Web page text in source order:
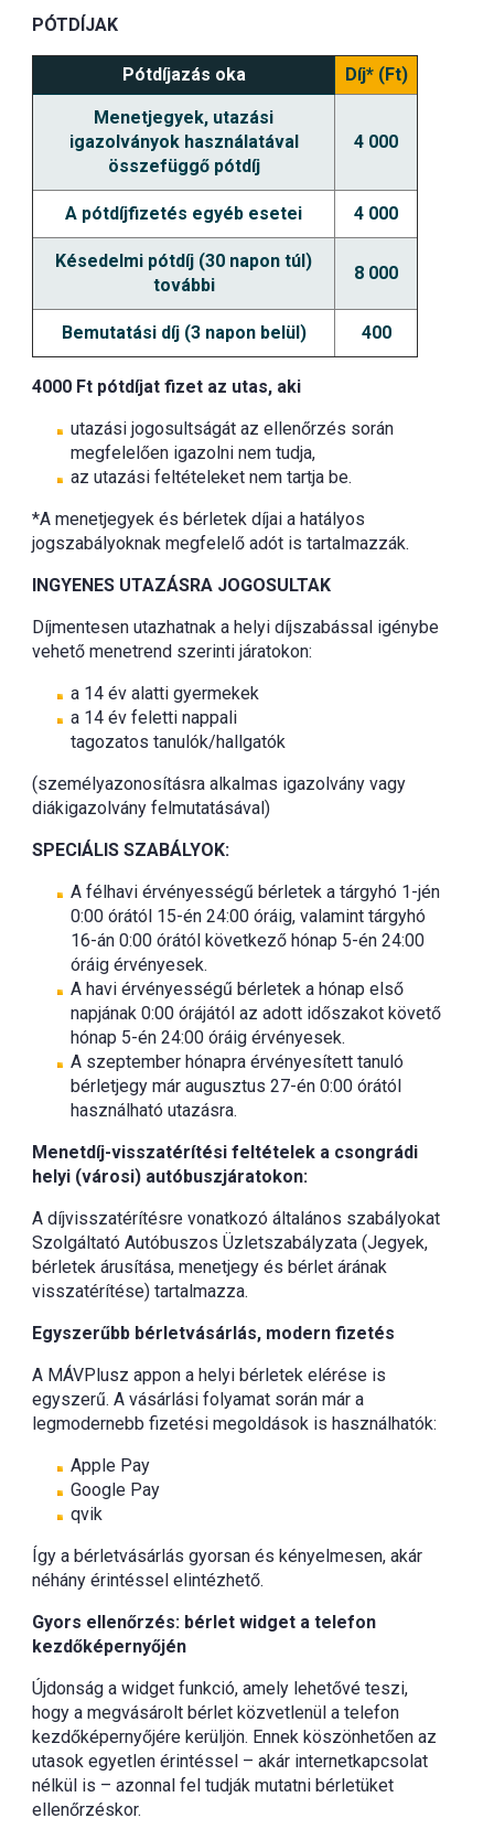
PÓTDÍJAK
Pótdíjazás oka Díj* (Ft)
Menetjegyek, utazási
igazolványok használatával
összefüggő pótdíj
4 000
A pótdíjfizetés egyéb esetei 4 000
Késedelmi pótdíj (30 napon túl)
további
8 000
Bemutatási díj (3 napon belül) 400
4000 Ft pótdíjat fizet az utas, aki
utazási jogosultságát az ellenőrzés során
megfelelően igazolni nem tudja,
az utazási feltételeket nem tartja be.
*A menetjegyek és bérletek díjai a hatályos
jogszabályoknak megfelelő adót is tartalmazzák.
INGYENES UTAZÁSRA JOGOSULTAK
Díjmentesen utazhatnak a helyi díjszabással igénybe
vehető menetrend szerinti járatokon:
a 14 év alatti gyermekek
a 14 év feletti nappali
tagozatos tanulók/hallgatók
(személyazonosításra alkalmas igazolvány vagy
diákigazolvány felmutatásával)
SPECIÁLIS SZABÁLYOK:
A félhavi érvényességű bérletek a tárgyhó 1-jén
0:00 órától 15-én 24:00 óráig, valamint tárgyhó
16-án 0:00 órától következő hónap 5-én 24:00
óráig érvényesek.
A havi érvényességű bérletek a hónap első
napjának 0:00 órájától az adott időszakot követő
hónap 5-én 24:00 óráig érvényesek.
A szeptember hónapra érvényesített tanuló
bérletjegy már augusztus 27-én 0:00 órától
használható utazásra.
Menetdíj-visszatérítési feltételek a csongrádi
helyi (városi) autóbuszjáratokon:
A díjvisszatérítésre vonatkozó általános szabályokat
Szolgáltató Autóbuszos Üzletszabályzata (Jegyek,
bérletek árusítása, menetjegy és bérlet árának
visszatérítése) tartalmazza.
Egyszerűbb bérletvásárlás, modern fizetés
A MÁVPlusz appon a helyi bérletek elérése is
egyszerű. A vásárlási folyamat során már a
legmodernebb fizetési megoldások is használhatók:
Apple Pay
Google Pay
qvik
Így a bérletvásárlás gyorsan és kényelmesen, akár
néhány érintéssel elintézhető.
Gyors ellenőrzés: bérlet widget a telefon
kezdőképernyőjén
Újdonság a widget funkció, amely lehetővé teszi,
hogy a megvásárolt bérlet közvetlenül a telefon
kezdőképernyőjére kerüljön. Ennek köszönhetően az
utasok egyetlen érintéssel – akár internetkapcsolat
nélkül is – azonnal fel tudják mutatni bérletüket
ellenőrzéskor.